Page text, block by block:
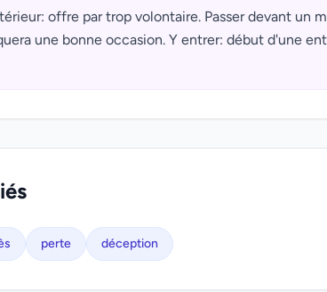
offre par trop volontaire. Passer devant un
une bonne occasion. Y entrer: début d'une
perte déception